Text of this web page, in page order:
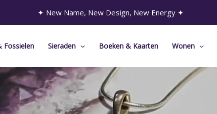
✦ New Name, New Design, New Energy ✦
Fossielen Sieraden Boeken & Kaarten Wonen